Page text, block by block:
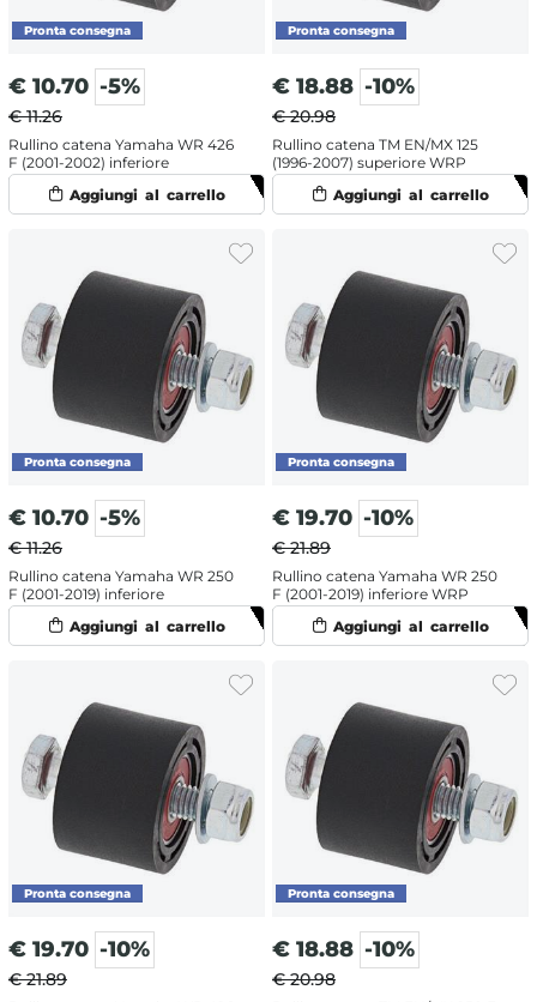
€ 10.70 -5%
€ 11.26
Rullino catena Yamaha WR 426
F (2001-2002) inferiore
€ 18.88 -10%
€ 20.98
Rullino catena TM EN/MX 125
(1996-2007) superiore WRP
€ 10.70 -5%
€ 11.26
Rullino catena Yamaha WR 250
F (2001-2019) inferiore
€ 19.70 -10%
€ 21.89
Rullino catena Yamaha WR 250
F (2001-2019) inferiore WRP
€ 19.70 -10%
€ 21.89
€ 18.88 -10%
€ 20.98